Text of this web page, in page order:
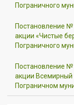
Пограничного
Постановление №
акции «Чистые
Пограничного
Постановление №
акции Всемирный
Пограничном